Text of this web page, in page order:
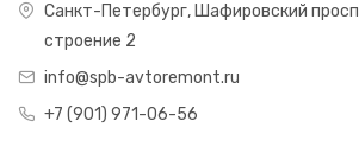
Санкт-Петербург, Шафировский
строение 2
info@spb-avtoremont.ru
+7 (901) 971-06-56